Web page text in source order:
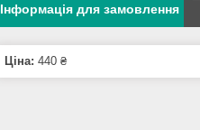
Інформація для замовлення
Ціна: 440 ₴